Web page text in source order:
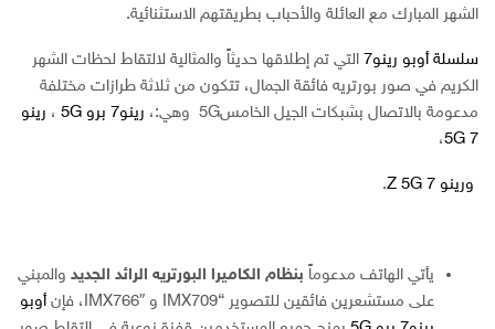
الشهر المبارك مع العائلة والأحباب بطريقتهم الاستثنائية.
سلسلة أوبو رينو7 التي تم إطلاقها حديثاً والمثالية لالتقاط لحظات الشهر
الكريم في صور بورتريه فائقة الجمال، تتكون من ثلاثة طرازات مختلفة
مدعومة بالاتصال بشبكات الجيل الخامس5G وهي:،
رينو7 برو 5G ، رينو
7 5G
،
ورينو 7 Z 5G .
يأتي الهاتف مدعوماً بنظام الكاميرا البورتريه الرائد الجديدوالمبني
على مستشعرين فائقين للتصوير “IMX709 و IMX766″، فإن
أوبو